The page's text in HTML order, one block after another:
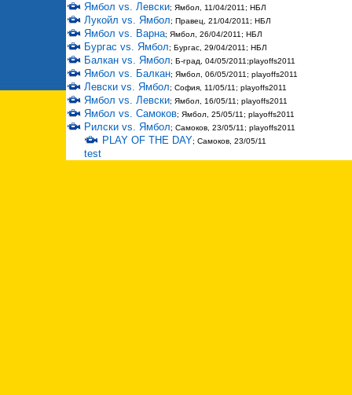
Ямбол vs. Левски; Ямбол, 11/04/2011; НБЛ
Лукойл vs. Ямбол; Правец, 21/04/2011; НБЛ
Ямбол vs. Варна; Ямбол, 26/04/2011; НБЛ
Бургас vs. Ямбол; Бургас, 29/04/2011; НБЛ
Балкан vs. Ямбол; Б-град, 04/05/2011;playoffs2011
Ямбол vs. Балкан; Ямбол, 06/05/2011; playoffs2011
Левски vs. Ямбол; София, 11/05/11; playoffs2011
Ямбол vs. Левски; Ямбол, 16/05/11; playoffs2011
Ямбол vs. Самоков; Ямбол, 25/05/11; playoffs2011
Рилски vs. Ямбол; Самоков, 23/05/11; playoffs2011
PLAY OF THE DAY; Самоков, 23/05/11
test